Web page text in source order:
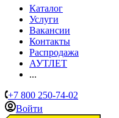
Каталог
Услуги
Вакансии
Контакты
Распродажа
АУТЛЕТ
...
+7 800 250-74-02
Войти